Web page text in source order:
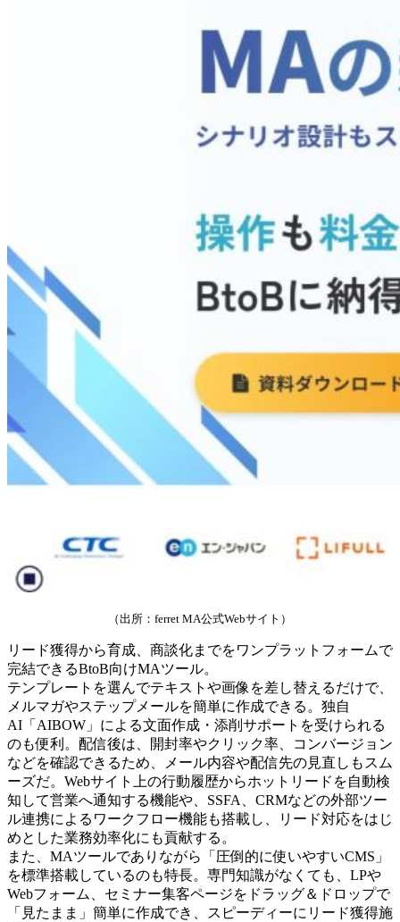
（出所：ferret MA公式Webサイト）
リード獲得から育成、商談化までをワンプラットフォームで
完結できるBtoB向けMAツール。
テンプレートを選んでテキストや画像を差し替えるだけで、
メルマガやステップメールを簡単に作成できる。独自
AI「AIBOW」による文面作成・添削サポートを受けられる
のも便利。配信後は、開封率やクリック率、コンバージョン
などを確認できるため、メール内容や配信先の見直しもスム
ーズだ。Webサイト上の行動履歴からホットリードを自動検
知して営業へ通知する機能や、SSFA、CRMなどの外部ツー
ル連携によるワークフロー機能も搭載し、リード対応をはじ
めとした業務効率化にも貢献する。
また、MAツールでありながら「圧倒的に使いやすいCMS」
を標準搭載しているのも特長。専門知識がなくても、LPや
Webフォーム、セミナー集客ページをドラッグ＆ドロップで
「見たまま」簡単に作成でき、スピーディーにリード獲得施